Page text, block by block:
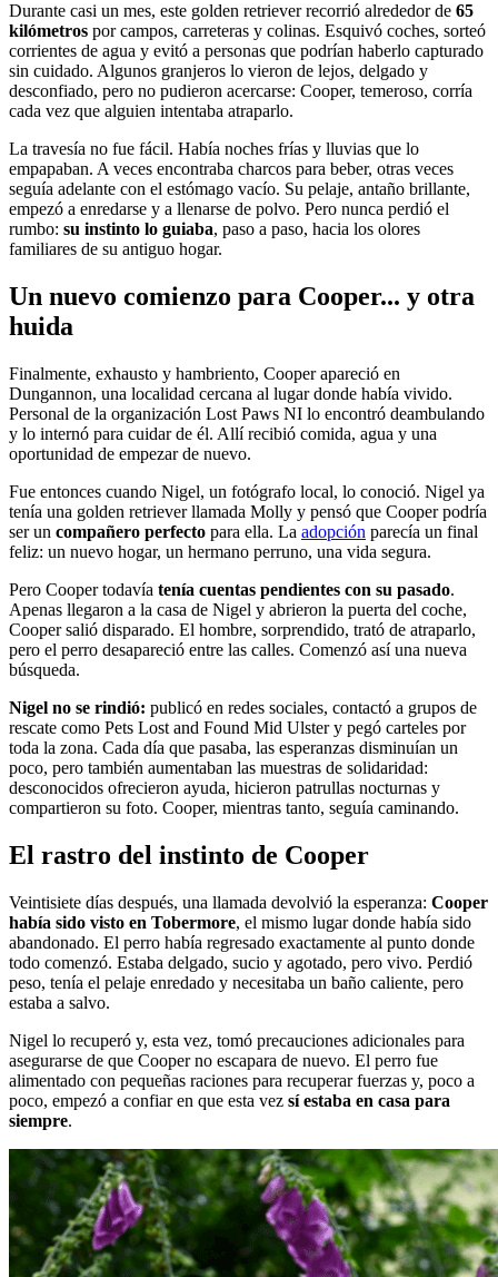
Durante casi un mes, este golden retriever recorrió alrededor de 65
kilómetros por campos, carreteras y colinas. Esquivó coches, sorteó
corrientes de agua y evitó a personas que podrían haberlo capturado
sin cuidado. Algunos granjeros lo vieron de lejos, delgado y
desconfiado, pero no pudieron acercarse: Cooper, temeroso, corría
cada vez que alguien intentaba atraparlo.
La travesía no fue fácil. Había noches frías y lluvias que lo
empapaban. A veces encontraba charcos para beber, otras veces
seguía adelante con el estómago vacío. Su pelaje, antaño brillante,
empezó a enredarse y a llenarse de polvo. Pero nunca perdió el
rumbo: su instinto lo guiaba, paso a paso, hacia los olores
familiares de su antiguo hogar.
Un nuevo comienzo para Cooper... y otra
huida
Finalmente, exhausto y hambriento, Cooper apareció en
Dungannon, una localidad cercana al lugar donde había vivido.
Personal de la organización Lost Paws NI lo encontró deambulando
y lo internó para cuidar de él. Allí recibió comida, agua y una
oportunidad de empezar de nuevo.
Fue entonces cuando Nigel, un fotógrafo local, lo conoció. Nigel ya
tenía una golden retriever llamada Molly y pensó que Cooper podría
ser un compañero perfecto para ella. La adopción parecía un final
feliz: un nuevo hogar, un hermano perruno, una vida segura.
Pero Cooper todavía tenía cuentas pendientes con su pasado.
Apenas llegaron a la casa de Nigel y abrieron la puerta del coche,
Cooper salió disparado. El hombre, sorprendido, trató de atraparlo,
pero el perro desapareció entre las calles. Comenzó así una nueva
búsqueda.
Nigel no se rindió: publicó en redes sociales, contactó a grupos de
rescate como Pets Lost and Found Mid Ulster y pegó carteles por
toda la zona. Cada día que pasaba, las esperanzas disminuían un
poco, pero también aumentaban las muestras de solidaridad:
desconocidos ofrecieron ayuda, hicieron patrullas nocturnas y
compartieron su foto. Cooper, mientras tanto, seguía caminando.
El rastro del instinto de Cooper
Veintisiete días después, una llamada devolvió la esperanza: Cooper
había sido visto en Tobermore, el mismo lugar donde había sido
abandonado. El perro había regresado exactamente al punto donde
todo comenzó. Estaba delgado, sucio y agotado, pero vivo. Perdió
peso, tenía el pelaje enredado y necesitaba un baño caliente, pero
estaba a salvo.
Nigel lo recuperó y, esta vez, tomó precauciones adicionales para
asegurarse de que Cooper no escapara de nuevo. El perro fue
alimentado con pequeñas raciones para recuperar fuerzas y, poco a
poco, empezó a confiar en que esta vez sí estaba en casa para
siempre.